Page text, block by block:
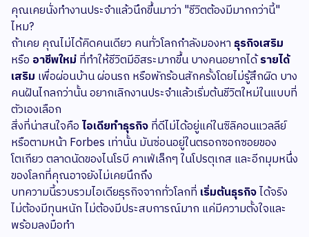
คุณเคยนั่งทำงานประจำแล้วนึกขึ้นมาว่า "ชีวิตต้องมีมากกว่านี้"
ไหม?
ถ้าเคย คุณไม่ได้คิดคนเดียว คนทั่วโลกกำลังมองหา ธุรกิจเสริม
หรือ อาชีพใหม่ที่ทำให้ชีวิตมีอิสระมากขึ้น บางคนอยากได้รายได้
เสริม เพื่อผ่อนบ้าน ผ่อนรถ หรือพักร้อนสักครั้งโดยไม่รู้สึกผิด บาง
คนฝันไกลกว่านั้น อยากเลิกงานประจำแล้วเริ่มต้นชีวิตใหม่ในแบบที่
ตัวเองเลือก
สิ่งที่น่าสนใจคือไอเดียทำธุรกิจที่ดีไม่ได้อยู่แค่ในซิลิคอนแวลลีย์
หรือตามหน้า Forbes เท่านั้น มันซ่อนอยู่ในตรอกซอกซอยของ
โตเกียว ตลาดนัดของไนโรบี คาเฟ่เล็กๆ ในโปรตุเกส และอีกมุมหนึ่ง
ของโลกที่คุณอาจยังไม่เคยนึกถึง
บทความนี้รวบรวมไอเดียธุรกิจจากทั่วโลกที่ เริ่มต้นธุรกิจได้จริง
ไม่ต้องมีทุนหนัก ไม่ต้องมีประสบการณ์มาก แค่มีความตั้งใจและ
พร้อมลงมือทำ